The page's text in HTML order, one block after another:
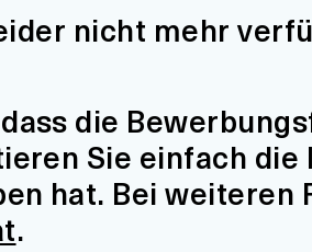
nicht mehr
die
Sie einfach
hat. Bei weiteren
.